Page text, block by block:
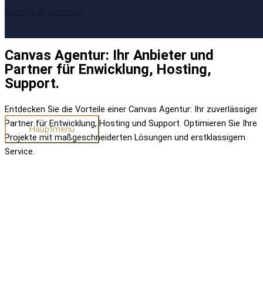
Hauptmenü
Canvas Agentur: Ihr Anbieter und
Partner für Enwicklung, Hosting,
Support.
Entdecken Sie die Vorteile einer Canvas Agentur: Ihr zuverlässiger
Partner für Entwicklung, Hosting und Support. Optimieren Sie Ihre
Projekte mit maßgeschneiderten Lösungen und erstklassigem
Service.